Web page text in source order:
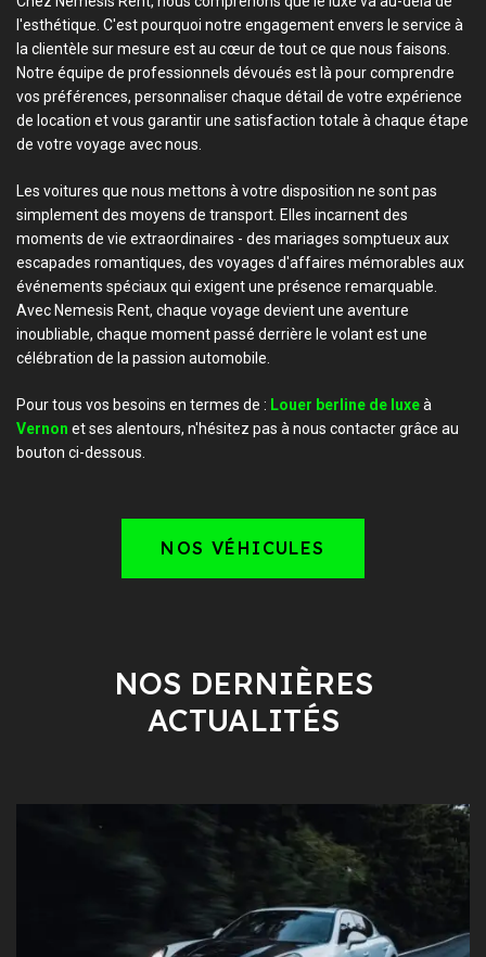
l'esthétique. C'est pourquoi notre engagement envers le service à
la clientèle sur mesure est au cœur de tout ce que nous faisons.
Notre équipe de professionnels dévoués est là pour comprendre
vos préférences, personnaliser chaque détail de votre expérience
de location et vous garantir une satisfaction totale à chaque étape
de votre voyage avec nous.
Les voitures que nous mettons à votre disposition ne sont pas
simplement des moyens de transport. Elles incarnent des
moments de vie extraordinaires - des mariages somptueux aux
escapades romantiques, des voyages d'affaires mémorables aux
événements spéciaux qui exigent une présence remarquable.
Avec Nemesis Rent, chaque voyage devient une aventure
inoubliable, chaque moment passé derrière le volant est une
célébration de la passion automobile.
Pour tous vos besoins en termes de : Louer berline de luxeà
Vernon et ses alentours, n'hésitez pas à nous contacter grâce au
bouton ci-dessous.
NOS VÉHICULES
NOS DERNIÈRES
ACTUALITÉS